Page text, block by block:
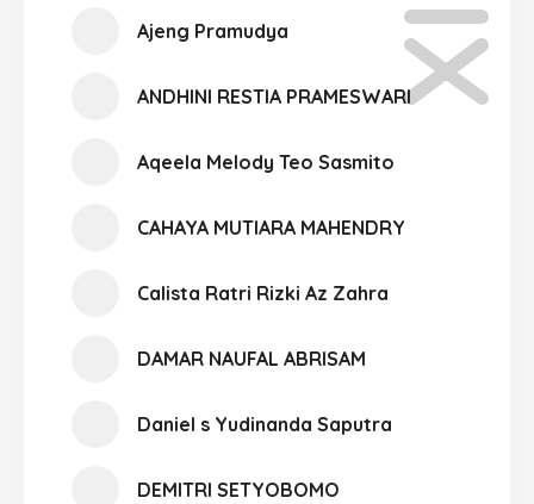
Ajeng Pramudya
ANDHINI RESTIA PRAMESWARI
Aqeela Melody Teo Sasmito
CAHAYA MUTIARA MAHENDRY
Calista Ratri Rizki Az Zahra
DAMAR NAUFAL ABRISAM
Daniel s Yudinanda Saputra
DEMITRI SETYOBOMO